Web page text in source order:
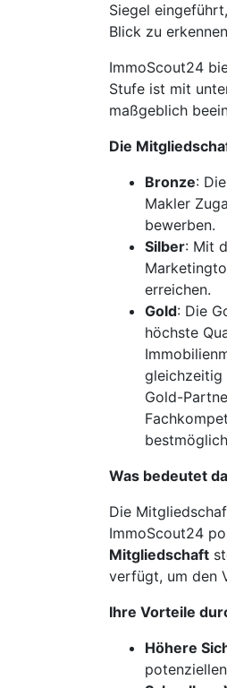
Siegel
Blick zu
ImmoScout24
Stufe ist mit
maßgeblich
Die
Bronze:
Makler
bewerben.
Silber: Mit
erreichen.
Gold: Die
höchste
gleichzeitig
Gold-
Was bedeutet
Die
ImmoScout24
Mitgliedschaft
verfügt, um den
Ihre Vorteile
Höhere